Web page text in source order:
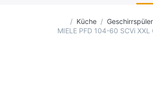
Startseite
Küche Geschirrspüler
MIELE PFD 104-60 SCVi